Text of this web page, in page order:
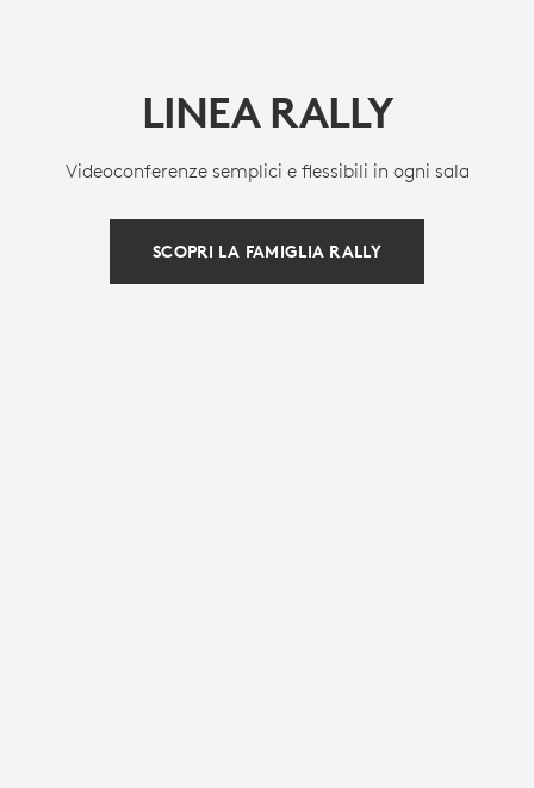
LINEA RALLY
Videoconferenze semplici e flessibili in ogni sala
SCOPRI LA FAMIGLIA RALLY